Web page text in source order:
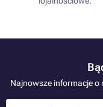
Najnowsze informacje